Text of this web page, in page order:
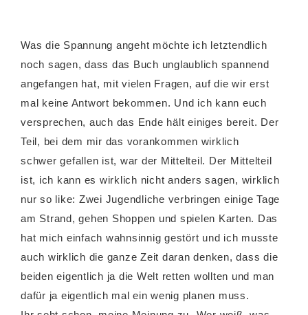
Was die Spannung angeht möchte ich letztendlich
noch sagen, dass das Buch unglaublich spannend
angefangen hat, mit vielen Fragen, auf die wir erst
mal keine Antwort bekommen. Und ich kann euch
versprechen, auch das Ende hält einiges bereit. Der
Teil, bei dem mir das vorankommen wirklich
schwer gefallen ist, war der Mittelteil. Der Mittelteil
ist, ich kann es wirklich nicht anders sagen, wirklich
nur so like: Zwei Jugendliche verbringen einige Tage
am Strand, gehen Shoppen und spielen Karten. Das
hat mich einfach wahnsinnig gestört und ich musste
auch wirklich die ganze Zeit daran denken, dass die
beiden eigentlich ja die Welt retten wollten und man
dafür ja eigentlich mal ein wenig planen muss.